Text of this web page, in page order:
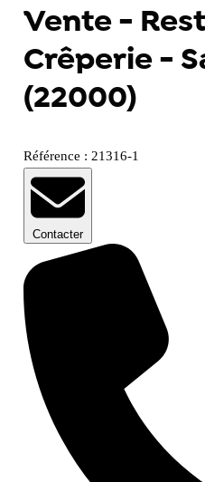
Vente -
Crêperie -
(22000)
Référence : 21316-1
Contacter